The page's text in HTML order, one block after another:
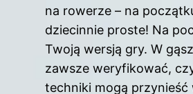
na rowerze – na
dziecinnie proste! Na
Twoją wersją gry. W
zawsze weryfikować,
techniki mogą przynieść